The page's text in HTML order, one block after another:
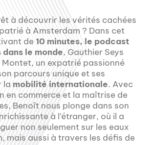
à découvrir les vérités cachées
à Amsterdam ? Dans cet
de 10 minutes, le podcast
le monde, Gauthier Seys
un expatrié passionné
parcours unique et ses
la mobilité internationale. Avec
en commerce et la maîtrise de
Benoît nous plonge dans son
à l’étranger, où il a
non seulement sur les eaux
mais aussi à travers les défis de